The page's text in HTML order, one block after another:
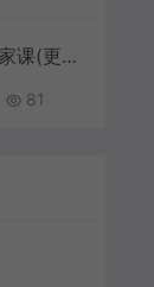
淘宝高阶运营私家课(更新26年
81